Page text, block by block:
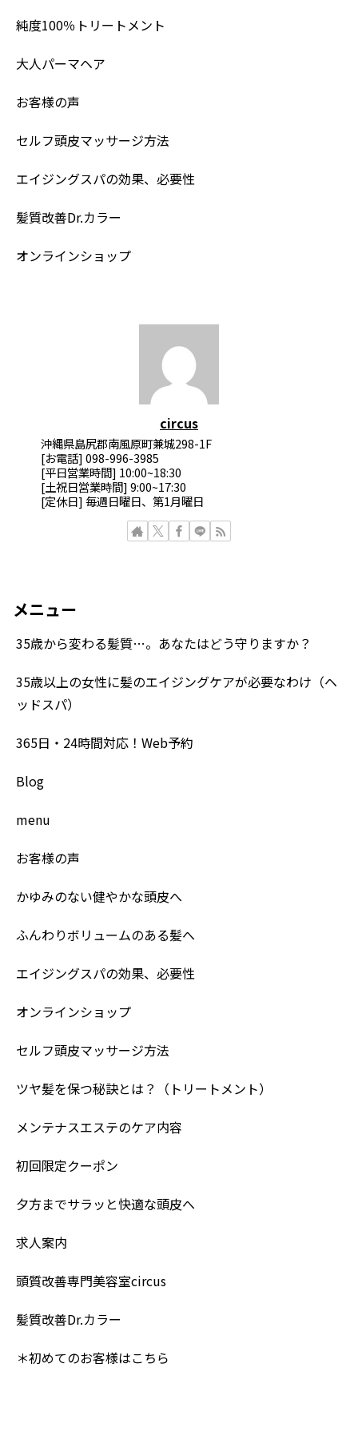
純度100％トリートメント
大人パーマヘア
お客様の声
セルフ頭皮マッサージ方法
エイジングスパの効果、必要性
髪質改善Dr.カラー
オンラインショップ
circus
沖縄県島尻郡南風原町兼城298-1F
[お電話] 098-996-3985
[平日営業時間] 10:00~18:30
[土祝日営業時間] 9:00~17:30
[定休日] 毎週日曜日、第1月曜日
メニュー
35歳から変わる髪質…。あなたはどう守りますか？
35歳以上の女性に髪のエイジングケアが必要なわけ（ヘ
ッドスパ）
365日・24時間対応！Web予約
Blog
menu
お客様の声
かゆみのない健やかな頭皮へ
ふんわりボリュームのある髪へ
エイジングスパの効果、必要性
オンラインショップ
セルフ頭皮マッサージ方法
ツヤ髪を保つ秘訣とは？（トリートメント）
メンテナスエステのケア内容
初回限定クーポン
夕方までサラッと快適な頭皮へ
求人案内
頭質改善専門美容室circus
髪質改善Dr.カラー
＊初めてのお客様はこちら